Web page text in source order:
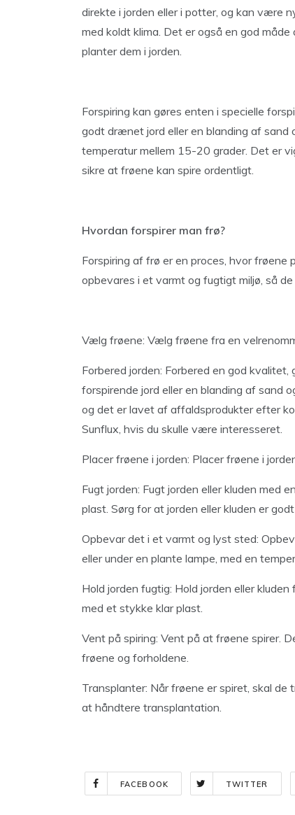
direkte i jorden eller i potter, og kan være
med koldt klima. Det er også en god
planter dem i jorden.
Forspiring kan gøres enten i specielle
godt drænet jord eller en blanding af sand
temperatur mellem 15-20 grader. Det er
sikre at frøene kan spire ordentligt.
Hvordan forspirer man frø?
Forspiring af frø er en proces, hvor frøene
opbevares i et varmt og fugtigt miljø, så
Vælg frøene: Vælg frøene fra en
Forbered jorden: Forbered en god
forspirende jord eller en blanding af sand
og det er lavet af affaldsprodukter efter
Sunflux, hvis du skulle være interesseret.
Placer frøene i jorden: Placer frøene i
Fugt jorden: Fugt jorden eller kluden med
plast. Sørg for at jorden eller kluden er
Opbevar det i et varmt og lyst sted:
eller under en plante lampe, med en
Hold jorden fugtig: Hold jorden eller
med et stykke klar plast.
Vent på spiring: Vent på at frøene spirer.
frøene og forholdene.
Transplanter: Når frøene er spiret, skal
at håndtere transplantation.
FACEBOOK TWITTER